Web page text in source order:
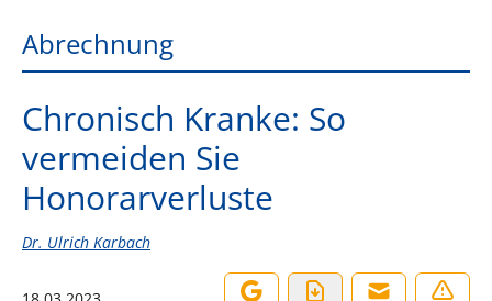
Abrechnung
Chronisch Kranke: So
vermeiden Sie
Honorarverluste
Dr. Ulrich Karbach